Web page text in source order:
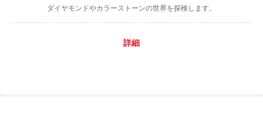
ダイヤモンドやカラーストーンの世界を探検します。
詳細